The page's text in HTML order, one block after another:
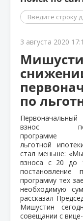
Поиск
3 августа 2020
по
Первоначальный
взнос
программе
льготной
стал меньше:
взноса с 20 до
программу тех
необходимую
рассказал
Мишустин
совещании с